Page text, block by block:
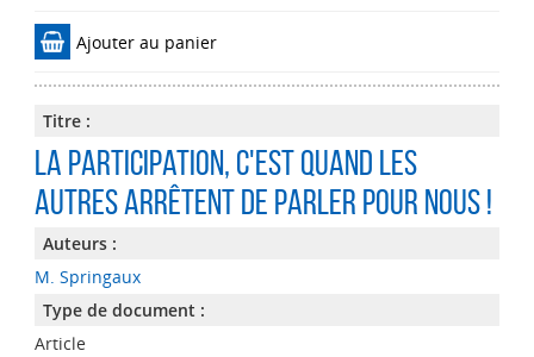
Ajouter au panier
Titre :
La participation, c'est quand les
autres arrêtent de parler pour nous !
Auteurs :
M. Springaux
Type de document :
Article